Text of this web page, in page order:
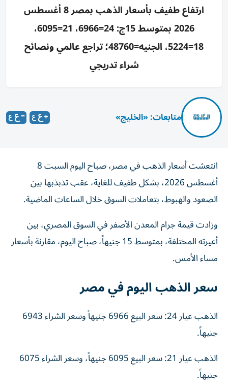
ارتفاع طفيف بأسعار الذهب بمصر 8 أغسطس
2026 بمتوسط 15ج: 24=6966، 21=6095،
18=5224، الجنيه=48760؛ تراجع عالمي ونصائح
شراء تدريجي
متابعات: «الخليج»
انتعشت أسعار الذهب في مصر، صباح اليوم السبت 8
أغسطس 2026، بشكل طفيف للغاية، عقب تذبذبها بين
الصعود والهبوط، بتعاملات السوق خلال الساعات الماضية.
وزادت قيمة جرام المعدن الأصفر في السوق المصري، بين
أعيرته المختلفة، بمتوسط 15 جنيهاً، صباح اليوم، مقارنة بأسعار
مساء الأمس.
سعر الذهب اليوم في مصر
الذهب عيار 24: سعر البيع 6966 جنيهاً وسعر الشراء 6943
جنيهاً.
الذهب عيار 21: سعر البيع 6095 جنيهاً، وسعر الشراء 6075
جنيهاً.